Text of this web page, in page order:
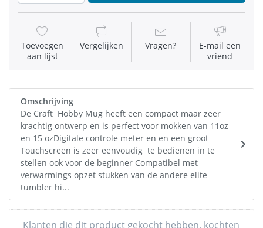
Toevoegen
aan lijst
Vergelijken Vragen?
E-mail een
vriend
Omschrijving
De Craft Hobby Mug heeft een compact maar zeer
krachtig ontwerp en is perfect voor mokken van 11oz
en 15 ozDigitale controle meter en en een groot
Touchscreen is zeer eenvoudig te bedienen in te
stellen ook voor de beginner Compatibel met
verwarmings opzet stukken van de andere elite
tumbler hi...
Klanten die dit product gekocht hebben, kochten